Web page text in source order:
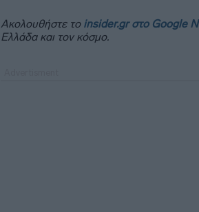
Ακολουθήστε το insider.gr στο Google
Ελλάδα και τον κόσμο.